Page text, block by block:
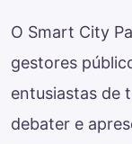
O Smart City
gestores
entusiastas de
debater e